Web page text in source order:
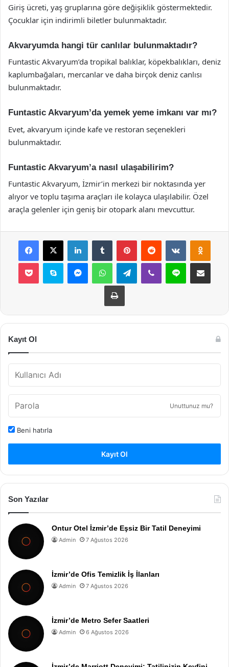
Giriş ücreti, yaş gruplarına göre değişiklik göstermektedir.
Çocuklar için indirimli biletler bulunmaktadır.
Akvaryumda hangi tür canlılar bulunmaktadır?
Funtastic Akvaryum’da tropikal balıklar, köpekbalıkları, deniz
kaplumbağaları, mercanlar ve daha birçok deniz canlısı
bulunmaktadır.
Funtastic Akvaryum’da yemek yeme imkanı var mı?
Evet, akvaryum içinde kafe ve restoran seçenekleri
bulunmaktadır.
Funtastic Akvaryum’a nasıl ulaşabilirim?
Funtastic Akvaryum, İzmir’in merkezi bir noktasında yer
alıyor ve toplu taşıma araçları ile kolayca ulaşılabilir. Özel
araçla gelenler için geniş bir otopark alanı mevcuttur.
Facebook
X LinkedInTumblr PinterestReddit VKontakte
Pocket Skype MessengerWhatsAppTelegramViber Line E-Posta ile
Yazdır
Kayıt Ol
Unuttunuz mu?
Beni hatırla
Kayıt Ol
Son Yazılar
Ontur Otel İzmir’de Eşsiz Bir Tatil Deneyimi
Admin 7 Ağustos 2026
İzmir’de Ofis Temizlik İş İlanları
Admin 7 Ağustos 2026
İzmir’de Metro Sefer Saatleri
Admin 6 Ağustos 2026